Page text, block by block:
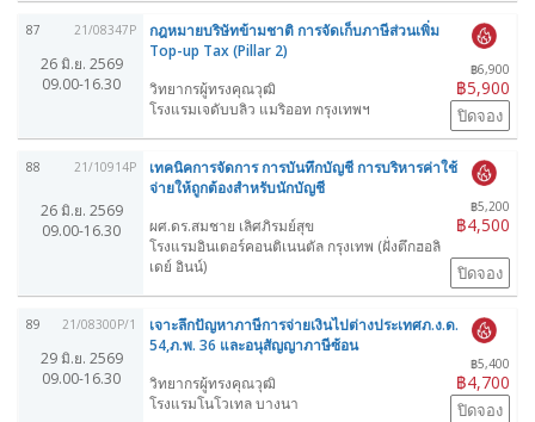
87 21/08347P
26 มิ.ย. 2569
09.00-16.30
กฎหมายบริษัทข้ามชาติ การจัดเก็บภาษีส่วนเพิ่ม
Top-up Tax (Pillar 2)
฿6,900
฿5,900
วิทยากรผู้ทรงคุณวุฒิ
โรงแรมเจดับบลิว แมริออท กรุงเทพฯ
ปิดจอง
88 21/10914P
26 มิ.ย. 2569
09.00-16.30
เทคนิคการจัดการ การบันทึกบัญชี การบริหารค่าใช้
จ่ายให้ถูกต้องสำหรับนักบัญชี
฿5,200
฿4,500
ผศ.ดร.สมชาย เลิศภิรมย์สุข
โรงแรมอินเตอร์คอนติเนนตัล กรุงเทพ (ฝั่งตึกฮอลิ
เดย์ อินน์)
ปิดจอง
89 21/08300P/1
29 มิ.ย. 2569
09.00-16.30
เจาะลึกปัญหาภาษีการจ่ายเงินไปต่างประเทศภ.ง.ด.
54,ภ.พ. 36 และอนุสัญญาภาษีซ้อน
฿5,400
฿4,700
วิทยากรผู้ทรงคุณวุฒิ
โรงแรมโนโวเทล บางนา
ปิดจอง